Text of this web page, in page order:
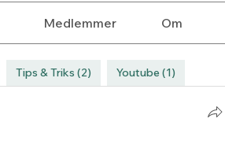
Medlemmer Om
Tips & Triks (2) Youtube (1)